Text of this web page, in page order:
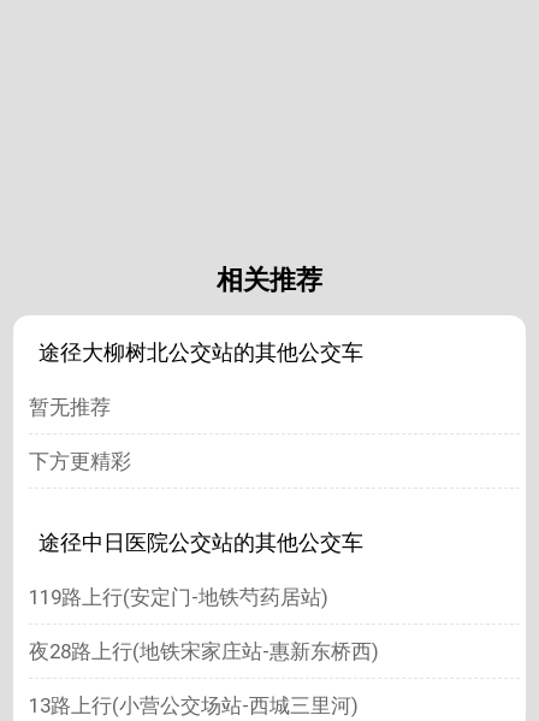
相关推荐
途径大柳树北公交站的其他公交车
暂无推荐
下方更精彩
途径中日医院公交站的其他公交车
119路上行(安定门-地铁芍药居站)
夜28路上行(地铁宋家庄站-惠新东桥西)
13路上行(小营公交场站-西城三里河)